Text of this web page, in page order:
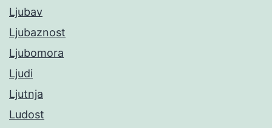
Ljubav
Ljubaznost
Ljubomora
Ljudi
Ljutnja
Ludost